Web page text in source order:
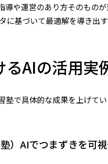
導や運営のあり方そのもの
に基づいて最適解を導き出
るAIの活用実
塾で具体的な成果を上げて
）――AIでつまずきを可